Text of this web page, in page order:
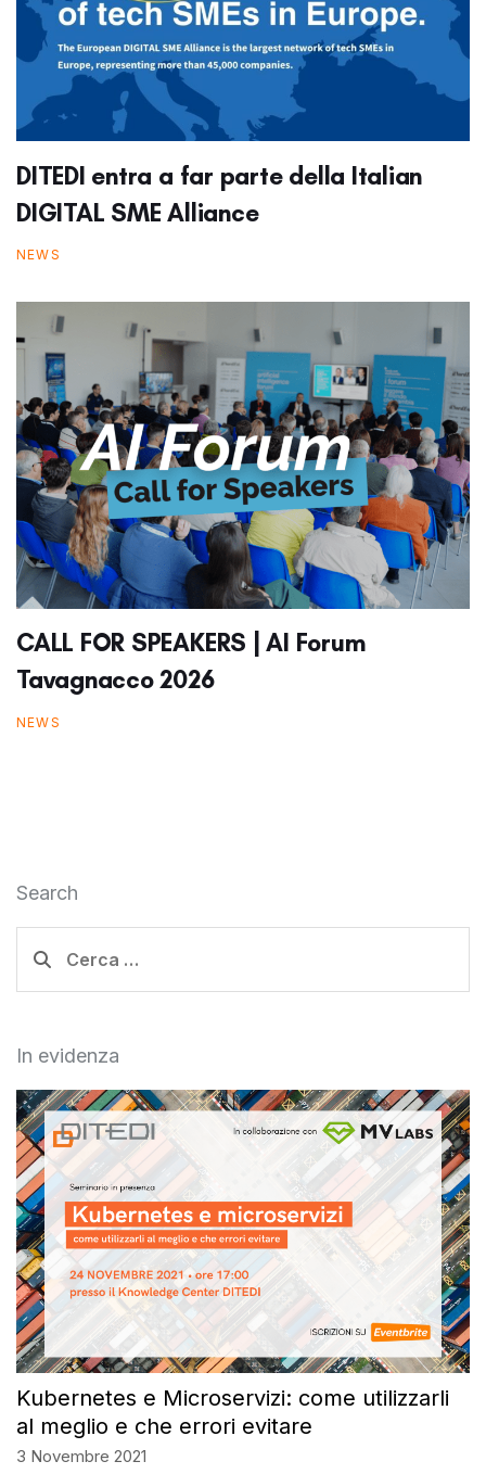
DITEDI entra a far parte della Italian
DIGITAL SME Alliance
NEWS
CALL FOR SPEAKERS | AI Forum
Tavagnacco 2026
NEWS
Search
per:
In evidenza
Kubernetes e Microservizi: come utilizzarli
al meglio e che errori evitare
3 Novembre 2021